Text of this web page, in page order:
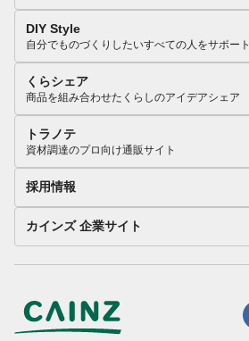
DIY Style
自分でものづくりしたいすべての人をサポート
くらシェア
商品を組み合わせたくらしのアイデアシェア
トラノテ
資材調達のプロ向け通販サイト
採用情報
カインズ 企業サイト